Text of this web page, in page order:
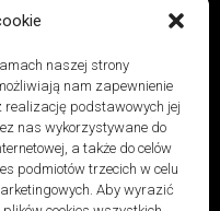
naszej strony
nam zapewnienie
realizację podstawowych jej
nas wykorzystywane do
a także do celów
podmiotów trzecich w celu
Aby wyrazić